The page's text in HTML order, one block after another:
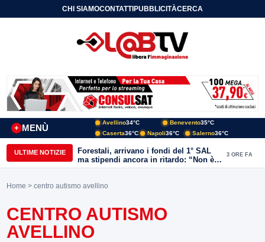
CHI SIAMOCONTATTIPUBBLICITÀCERCA
MENÙ
+
Avellino34°C Benevento35°C
Caserta36°C Napoli36°C Salerno36°C
ULTIME NOTIZIE
Forestali, arrivano i fondi del 1° SAL
ma stipendi ancora in ritardo: “Non è
più sostenibile”
3 ORE FA
Home > centro autismo avellino
CENTRO AUTISMO
AVELLINO